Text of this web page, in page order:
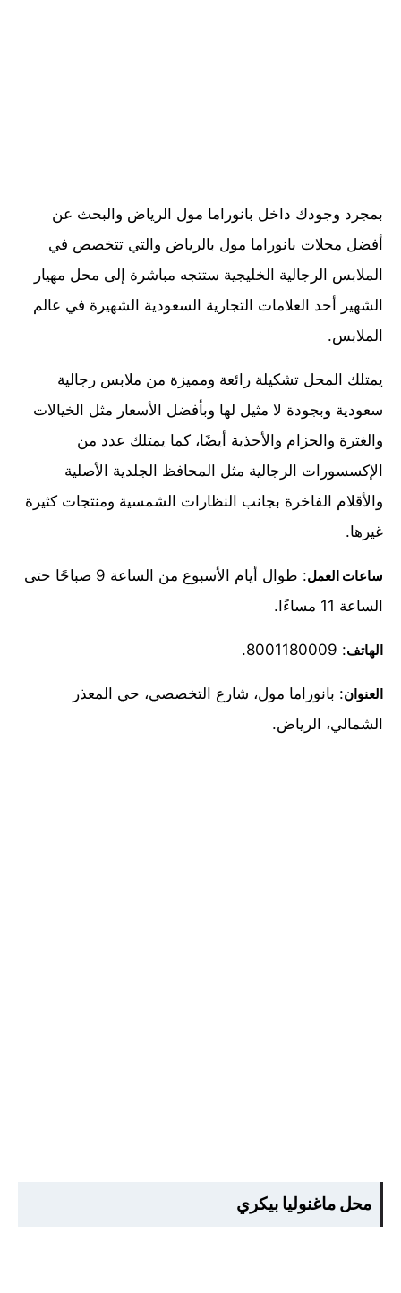
بمجرد وجودك داخل بانوراما مول الرياض والبحث عن
أفضل محلات بانوراما مول بالرياض والتي تتخصص في
الملابس الرجالية الخليجية ستتجه مباشرة إلى محل مهيار
الشهير أحد العلامات التجارية السعودية الشهيرة في عالم
الملابس.
يمتلك المحل تشكيلة رائعة ومميزة من ملابس رجالية
سعودية وبجودة لا مثيل لها وبأفضل الأسعار مثل الخيالات
والغترة والحزام والأحذية أيضًا، كما يمتلك عدد من
الإكسسورات الرجالية مثل المحافظ الجلدية الأصلية
والأقلام الفاخرة بجانب النظارات الشمسية ومنتجات كثيرة
غيرها.
ساعات العمل
: طوال أيام الأسبوع من الساعة 9 صباحًا حتى
الساعة 11 مساءًا.
الهاتف: 8001180009.
العنوان: بانوراما مول، شارع التخصصي، حي المعذر
الشمالي، الرياض.
محل ماغنوليا بيكري